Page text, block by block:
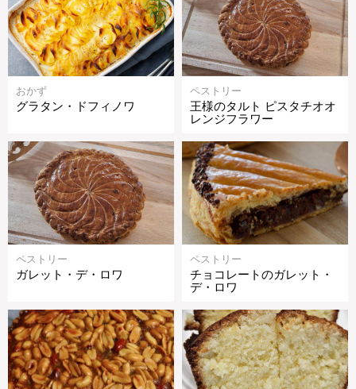
おかず
グラタン・ドフィノワ
ペストリー
王様のタルト ピスタチオオ
レンジフラワー
ペストリー
ガレット・デ・ロワ
ペストリー
チョコレートのガレット・
デ・ロワ